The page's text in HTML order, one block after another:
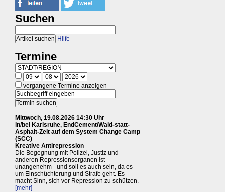
Suchen
Hilfe
Termine
vergangene Termine anzeigen
Mittwoch, 19.08.2026 14:30 Uhr
in/bei Karlsruhe, EndCement/Wald-statt-
Asphalt-Zelt auf dem System Change Camp
(SCC)
Kreative Antirepression
Die Begegnung mit Polizei, Justiz und
anderen Repressionsorganen ist
unangenehm - und soll es auch sein, da es
um Einschüchterung und Strafe geht. Es
macht Sinn, sich vor Repression zu schützen.
[mehr]